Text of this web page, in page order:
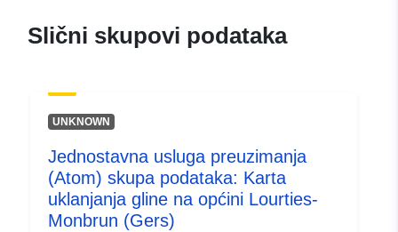
06b02e475917
Tip:
Resurs:
http://inspire.ec.europa.eu/
codelist/SpatialDataServiceType/
Slični skupovi podataka
UNKNOWN
Jednostavna usluga preuzimanja
(Atom) skupa podataka: Karta
uklanjanja gline na općini Lourties-
Monbrun (Gers)